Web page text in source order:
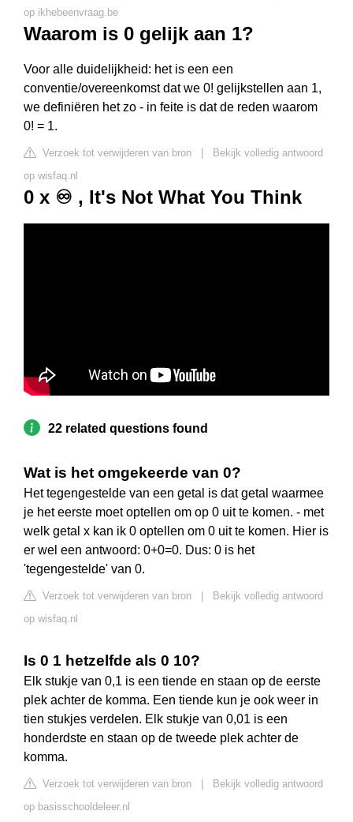
op ikhebeenvraag.be
Waarom is 0 gelijk aan 1?
Voor alle duidelijkheid: het is een een
conventie/overeenkomst dat we 0! gelijkstellen aan 1,
we definiëren het zo - in feite is dat de reden waarom
0! = 1.
Verzoek tot verwijderen van bron
Bekijk volledig antwoord
op wisfaq.nl
0 x ♾️ , It's Not What You Think
22 related questions found
Wat is het omgekeerde van 0?
Het tegengestelde van een getal is dat getal waarmee
je het eerste moet optellen om op 0 uit te komen. - met
welk getal x kan ik 0 optellen om 0 uit te komen. Hier is
er wel een antwoord: 0+0=0. Dus: 0 is het
'tegengestelde' van 0.
Verzoek tot verwijderen van bron
Bekijk volledig antwoord
op wisfaq.nl
Is 0 1 hetzelfde als 0 10?
Elk stukje van 0,1 is een tiende en staan op de eerste
plek achter de komma. Een tiende kun je ook weer in
tien stukjes verdelen. Elk stukje van 0,01 is een
honderdste en staan op de tweede plek achter de
komma.
Verzoek tot verwijderen van bron
Bekijk volledig antwoord
op basisschooldeleer.nl